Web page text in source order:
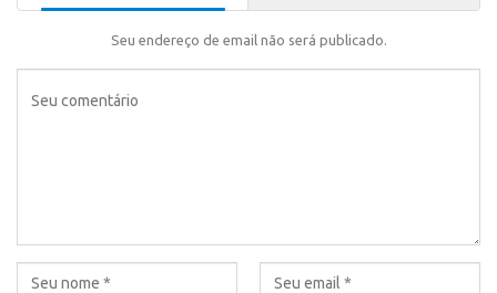
Seu endereço de email não será publicado.